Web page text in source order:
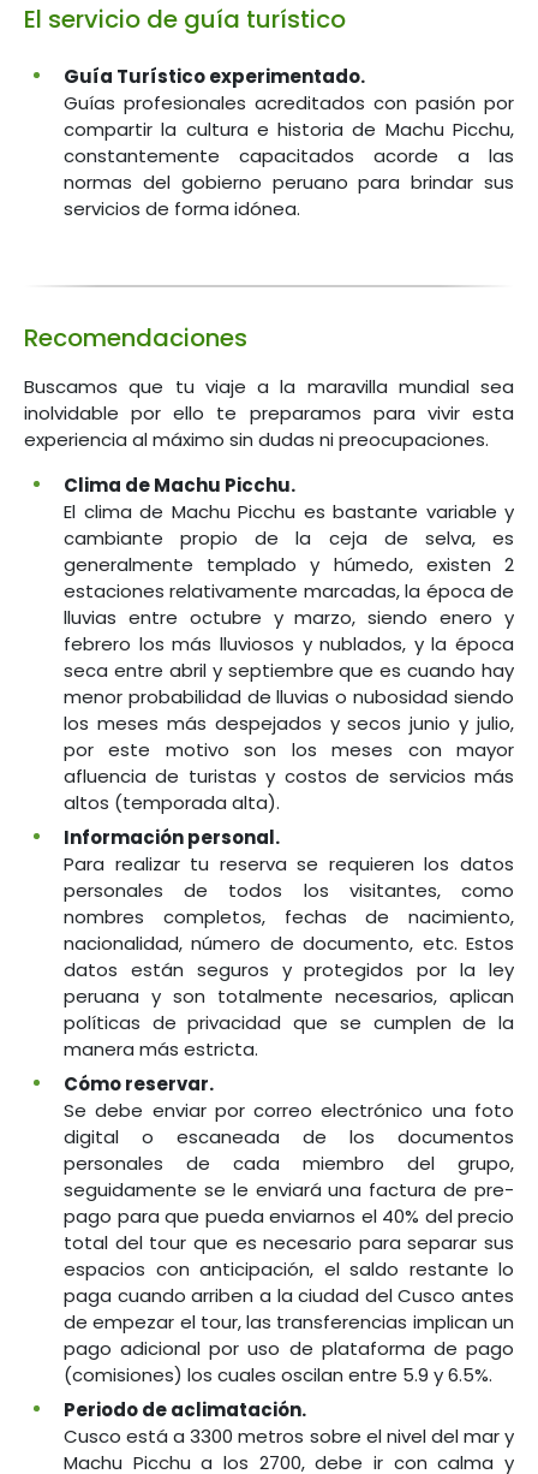
El servicio de guía turístico
Guía Turístico experimentado.
Guías profesionales acreditados con pasión por
compartir la cultura e historia de Machu Picchu,
constantemente capacitados acorde a las
normas del gobierno peruano para brindar sus
servicios de forma idónea.
Recomendaciones
Buscamos que tu viaje a la maravilla mundial sea
inolvidable por ello te preparamos para vivir esta
experiencia al máximo sin dudas ni preocupaciones.
Clima de Machu Picchu.
El clima de Machu Picchu es bastante variable y
cambiante propio de la ceja de selva, es
generalmente templado y húmedo, existen 2
estaciones relativamente marcadas, la época de
lluvias entre octubre y marzo, siendo enero y
febrero los más lluviosos y nublados, y la época
seca entre abril y septiembre que es cuando hay
menor probabilidad de lluvias o nubosidad siendo
los meses más despejados y secos junio y julio,
por este motivo son los meses con mayor
afluencia de turistas y costos de servicios más
altos (temporada alta).
Información personal.
Para realizar tu reserva se requieren los datos
personales de todos los visitantes, como
nombres completos, fechas de nacimiento,
nacionalidad, número de documento, etc. Estos
datos están seguros y protegidos por la ley
peruana y son totalmente necesarios, aplican
políticas de privacidad que se cumplen de la
manera más estricta.
Cómo reservar.
Se debe enviar por correo electrónico una foto
digital o escaneada de los documentos
personales de cada miembro del grupo,
seguidamente se le enviará una factura de pre-
pago para que pueda enviarnos el 40% del precio
total del tour que es necesario para separar sus
espacios con anticipación, el saldo restante lo
paga cuando arriben a la ciudad del Cusco antes
de empezar el tour, las transferencias implican un
pago adicional por uso de plataforma de pago
(comisiones) los cuales oscilan entre 5.9 y 6.5%.
Periodo de aclimatación.
Cusco está a 3300 metros sobre el nivel del mar y
Machu Picchu a los 2700, debe ir con calma y